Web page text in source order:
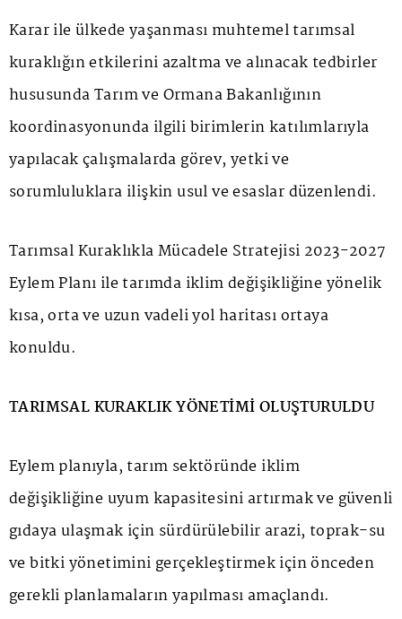
Karar ile ülkede yaşanması muhtemel tarımsal
kuraklığın etkilerini azaltma ve alınacak tedbirler
hususunda Tarım ve Ormana Bakanlığının
koordinasyonunda ilgili birimlerin katılımlarıyla
yapılacak çalışmalarda görev, yetki ve
sorumluluklara ilişkin usul ve esaslar düzenlendi.
Tarımsal Kuraklıkla Mücadele Stratejisi 2023-2027
Eylem Planı ile tarımda iklim değişikliğine yönelik
kısa, orta ve uzun vadeli yol haritası ortaya
konuldu.
TARIMSAL KURAKLIK YÖNETİMİ OLUŞTURULDU
Eylem planıyla, tarım sektöründe iklim
değişikliğine uyum kapasitesini artırmak ve güvenli
gıdaya ulaşmak için sürdürülebilir arazi, toprak-su
ve bitki yönetimini gerçekleştirmek için önceden
gerekli planlamaların yapılması amaçlandı.